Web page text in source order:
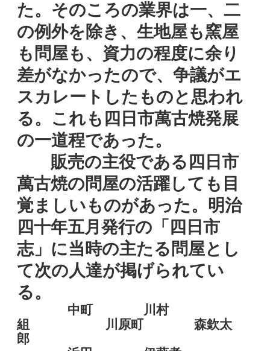
た。そのころの業界は一、二
の例外を除き、生地屋も窯屋
も問屋も、資力の程度に余り
差がなかったので、争議がエ
スカレートしたものと思われ
る。これも四日市萬古焼発展
の一道程であった。
販売の主役である四日市
萬古焼の問屋の活躍しても目
覚ましいものがあった。明治
四十年五月発行の「四日市
志」に当時の主たる問屋とし
て次の人達が掲げられてい
る。
中町 川村
組 川原町 森欽太
郎